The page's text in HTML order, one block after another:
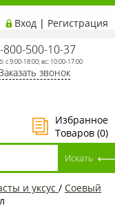
Вход | Регистрация
800-500-10-37
с 9:00-18:00; вс: 10:00-17:00
звонок
Избранное
Товаров (0)
и уксус / Соевый